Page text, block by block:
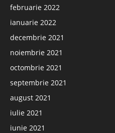
februarie 2022
ianuarie 2022
decembrie 2021
noiembrie 2021
octombrie 2021
septembrie 2021
august 2021
iulie 2021
iunie 2021